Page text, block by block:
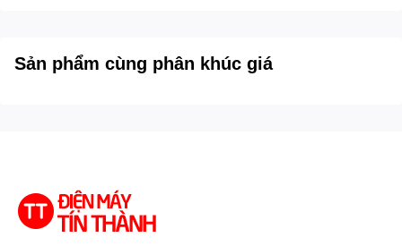
minh khác:
khiển giọng nói rảnh tay
Kết nối không dây:
Sản phẩm cùng phân khúc giá